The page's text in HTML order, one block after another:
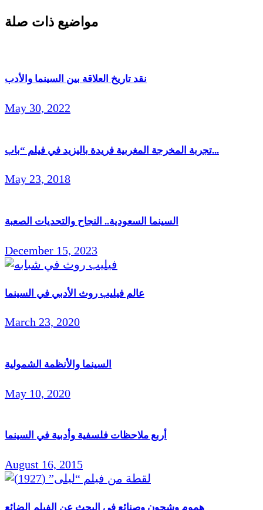
مواضيع ذات صلة
نقد تاريخ العلاقة بين السينما والأدب
May 30, 2022
تجربة المخرجة المغربية فريدة باليزيد في فيلم “باب...
May 23, 2018
السينما السعودية.. النجاح والتحديات الصعبة
December 15, 2023
عالم فيليب روث الأدبي في السينما
March 23, 2020
السينما والأنظمة الشمولية
May 10, 2020
أربع ملاحظات فلسفية وأدبية في السينما
August 16, 2015
هموم وشجون وصنائع في البحث عن الفيلم الضائع